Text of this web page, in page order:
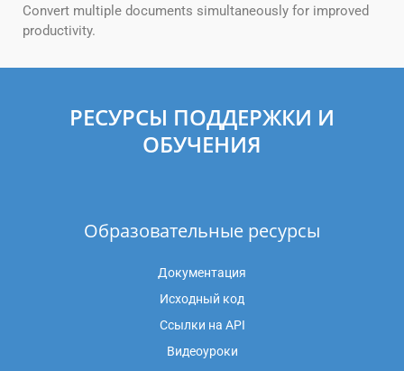
Convert multiple documents simultaneously for improved
productivity.
РЕСУРСЫ ПОДДЕРЖКИ И
ОБУЧЕНИЯ
Образовательные ресурсы
Документация
Исходный код
Ссылки на API
Видеоуроки